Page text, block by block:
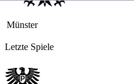
Münster
Letzte Spiele